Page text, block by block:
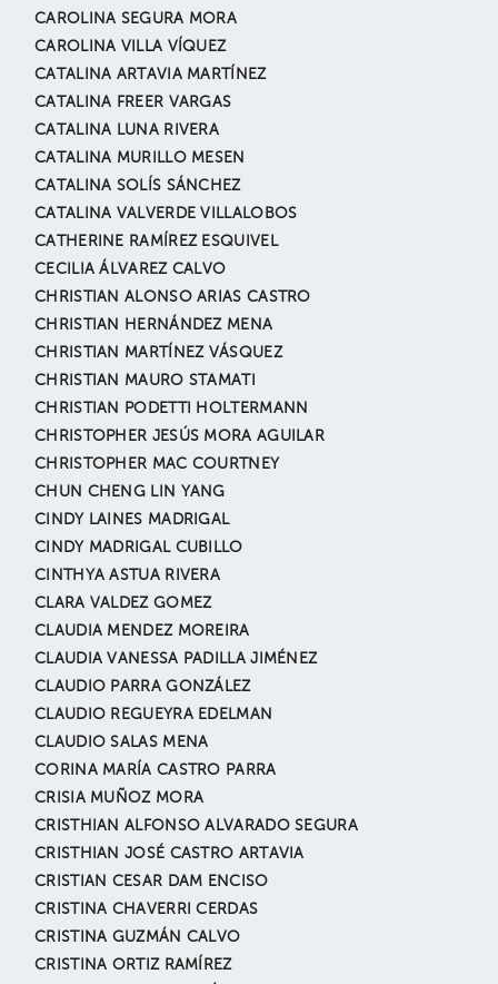
CAROLINA SEGURA MORA
CAROLINA VILLA VÍQUEZ
CATALINA ARTAVIA MARTÍNEZ
CATALINA FREER VARGAS
CATALINA LUNA RIVERA
CATALINA MURILLO MESEN
CATALINA SOLÍS SÁNCHEZ
CATALINA VALVERDE VILLALOBOS
CATHERINE RAMÍREZ ESQUIVEL
CECILIA ÁLVAREZ CALVO
CHRISTIAN ALONSO ARIAS CASTRO
CHRISTIAN HERNÁNDEZ MENA
CHRISTIAN MARTÍNEZ VÁSQUEZ
CHRISTIAN MAURO STAMATI
CHRISTIAN PODETTI HOLTERMANN
CHRISTOPHER JESÚS MORA AGUILAR
CHRISTOPHER MAC COURTNEY
CHUN CHENG LIN YANG
CINDY LAINES MADRIGAL
CINDY MADRIGAL CUBILLO
CINTHYA ASTUA RIVERA
CLARA VALDEZ GOMEZ
CLAUDIA MENDEZ MOREIRA
CLAUDIA VANESSA PADILLA JIMÉNEZ
CLAUDIO PARRA GONZÁLEZ
CLAUDIO REGUEYRA EDELMAN
CLAUDIO SALAS MENA
CORINA MARÍA CASTRO PARRA
CRISIA MUÑOZ MORA
CRISTHIAN ALFONSO ALVARADO SEGURA
CRISTHIAN JOSÉ CASTRO ARTAVIA
CRISTIAN CESAR DAM ENCISO
CRISTINA CHAVERRI CERDAS
CRISTINA GUZMÁN CALVO
CRISTINA ORTIZ RAMÍREZ